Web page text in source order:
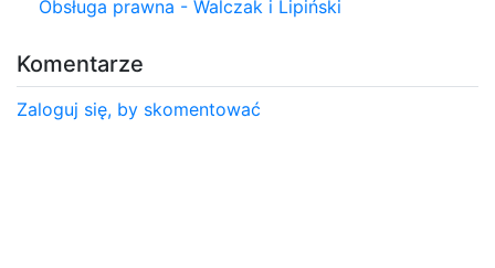
Obsługa prawna - Walczak i Lipiński
Komentarze
Zaloguj się, by skomentować